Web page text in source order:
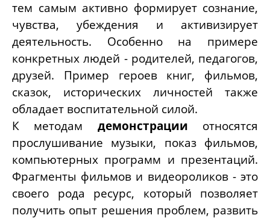
тем самым активно формирует сознание,
чувства, убеждения и активизирует
деятельность. Особенно на примере
конкретных людей - родителей, педагогов,
друзей. Пример героев книг, фильмов,
сказок, исторических личностей также
обладает воспитательной силой.
К методам демонстрации относятся
прослушивание музыки, показ фильмов,
компьютерных программ и презентаций.
Фрагменты фильмов и видеороликов - это
своего рода ресурс, который позволяет
получить опыт решения проблем, развить